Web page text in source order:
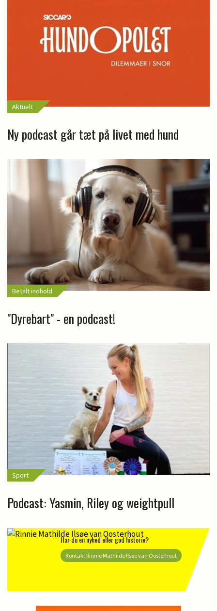
Aktuelt
Ny podcast går tæt på livet med hund
Betalt indhold
"Dyrebart" - en podcast!
Sport
Podcast: Yasmin, Riley og weightpull
Har du en nyhed eller god historie?
Kontakt Rinnie Mathilde Ilsøe van Oosterhout